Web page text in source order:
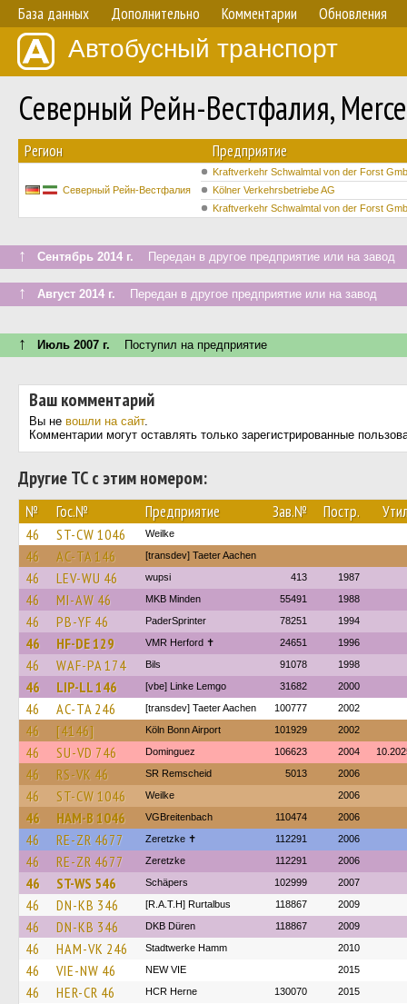
База данных Дополнительно Комментарии Обновления
Автобусный транспорт
Северный Рейн-Вестфалия,
Регион Предприятие
Северный Рейн-Вестфалия
Kraftverkehr Schwalmtal von der Forst
Kölner Verkehrsbetriebe AG
Kraftverkehr Schwalmtal von der Forst
↑ Сентябрь 2014 г. Передан в другое предприятие или на завод
↑ Август 2014 г. Передан в другое предприятие или на завод
↑ Июль 2007 г. Поступил на предприятие
Ваш комментарий
Вы не вошли на сайт.
Комментарии могут оставлять только зарегистрированные
Другие ТС с этим номером:
№ Гос.№ Предприятие Зав.№ Постр.
46 ST-CW 1046 Weilke
46 AC-TA 146 [transdev] Taeter Aachen
46 LEV-WU 46 wupsi 413 1987
46 MI-AW 46 MKB Minden 55491 1988
46 PB-YF 46 PaderSprinter 78251 1994
46 HF-DE 129 VMR Herford ✝ 24651 1996
46 WAF-PA 174 Bils 91078 1998
46 LIP-LL 146 [vbe] Linke Lemgo 31682 2000
46 AC-TA 246 [transdev] Taeter Aachen 100777 2002
46 [4146] Köln Bonn Airport 101929 2002
46 SU-VD 746 Dominguez 106623 2004
46 RS-VK 46 SR Remscheid 5013 2006
46 ST-CW 1046 Weilke 2006
46 HAM-B 1046 VGBreitenbach 110474 2006
46 RE-ZR 4677 Zeretzke ✝ 112291 2006
46 RE-ZR 4677 Zeretzke 112291 2006
46 ST-WS 546 Schäpers 102999 2007
46 DN-KB 346 [R.A.T.H] Rurtalbus 118867 2009
46 DN-KB 346 DKB Düren 118867 2009
46 HAM-VK 246 Stadtwerke Hamm 2010
46 VIE-NW 46 NEW VIE 2015
46 HER-CR 46 HCR Herne 130070 2015